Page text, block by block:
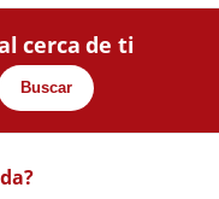
cerca de ti
Buscar